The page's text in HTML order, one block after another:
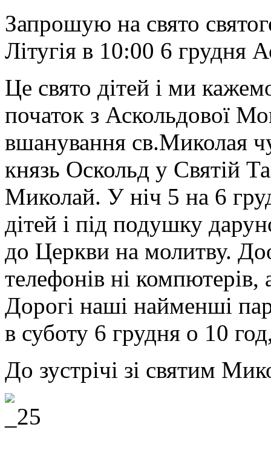
Запрошую на свято
Літугія в 10:00 6 грудня
Це свято дітей і ми
початок з Аскольдової
вшанування св.Миколая
князь Оскольд у Святій
Миколай. У ніч 5 на 6
дітей і під подушку
до Церкви на молитву.
телефонів ні компютерів,
Дорогі наші найменші
в суботу 6 грудня о 10
До зустрічі зі святим